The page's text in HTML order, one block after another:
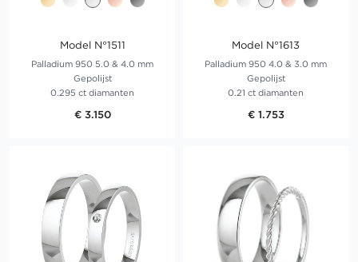
Model N°1511
Palladium 950 5.0 & 4.0 mm
Gepolijst
0.295 ct diamanten
€ 3.150
Model N°1613
Palladium 950 4.0 & 3.0 mm
Gepolijst
0.21 ct diamanten
€ 1.753